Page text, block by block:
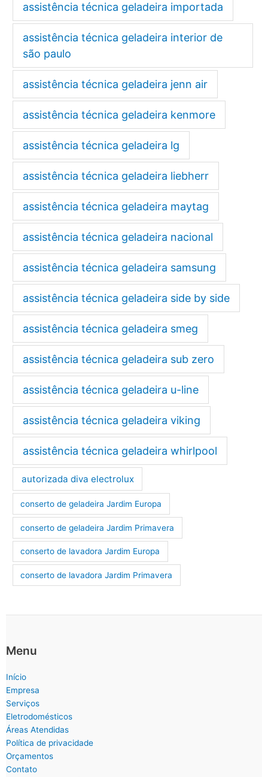
assistência técnica geladeira importada
assistência técnica geladeira interior de
são paulo
assistência técnica geladeira jenn air
assistência técnica geladeira kenmore
assistência técnica geladeira lg
assistência técnica geladeira liebherr
assistência técnica geladeira maytag
assistência técnica geladeira nacional
assistência técnica geladeira samsung
assistência técnica geladeira side by side
assistência técnica geladeira smeg
assistência técnica geladeira sub zero
assistência técnica geladeira u-line
assistência técnica geladeira viking
assistência técnica geladeira whirlpool
autorizada diva electrolux
conserto de geladeira Jardim Europa
conserto de geladeira Jardim Primavera
conserto de lavadora Jardim Europa
conserto de lavadora Jardim Primavera
Menu
Início
Empresa
Serviços
Eletrodomésticos
Áreas Atendidas
Política de privacidade
Orçamentos
Contato